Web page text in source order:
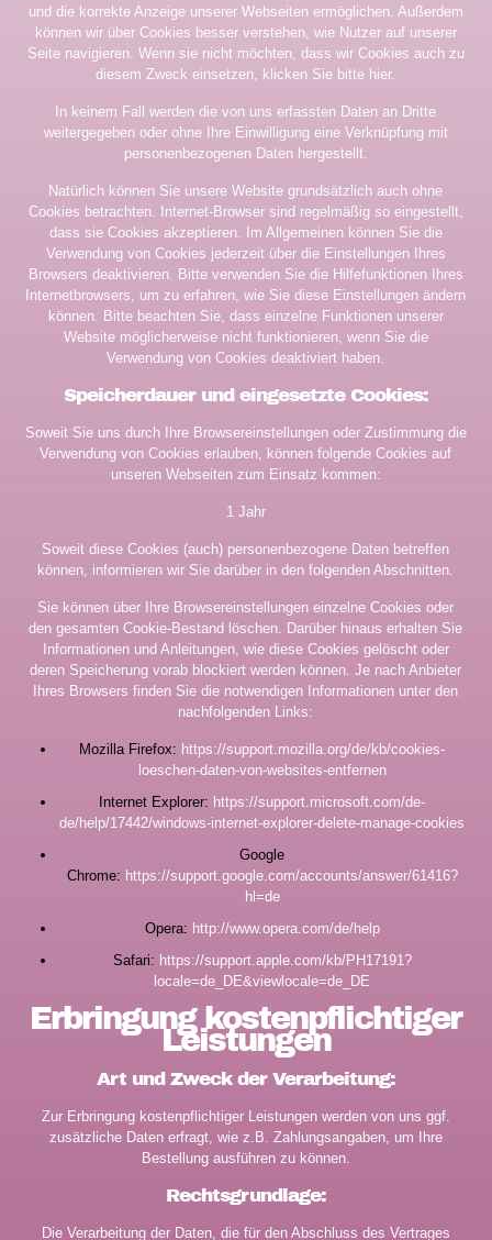
und die korrekte Anzeige unserer Webseiten ermöglichen. Außerdem
können wir über Cookies besser verstehen, wie Nutzer auf unserer
Seite navigieren. Wenn sie nicht möchten, dass wir Cookies auch zu
diesem Zweck einsetzen, klicken Sie bitte hier.
In keinem Fall werden die von uns erfassten Daten an Dritte
weitergegeben oder ohne Ihre Einwilligung eine Verknüpfung mit
personenbezogenen Daten hergestellt.
Natürlich können Sie unsere Website grundsätzlich auch ohne
Cookies betrachten. Internet-Browser sind regelmäßig so eingestellt,
dass sie Cookies akzeptieren. Im Allgemeinen können Sie die
Verwendung von Cookies jederzeit über die Einstellungen Ihres
Browsers deaktivieren. Bitte verwenden Sie die Hilfefunktionen Ihres
Internetbrowsers, um zu erfahren, wie Sie diese Einstellungen ändern
können. Bitte beachten Sie, dass einzelne Funktionen unserer
Website möglicherweise nicht funktionieren, wenn Sie die
Verwendung von Cookies deaktiviert haben.
Speicherdauer und eingesetzte Cookies:
Soweit Sie uns durch Ihre Browsereinstellungen oder Zustimmung die
Verwendung von Cookies erlauben, können folgende Cookies auf
unseren Webseiten zum Einsatz kommen:
1 Jahr
Soweit diese Cookies (auch) personenbezogene Daten betreffen
können, informieren wir Sie darüber in den folgenden Abschnitten.
Sie können über Ihre Browsereinstellungen einzelne Cookies oder
den gesamten Cookie-Bestand löschen. Darüber hinaus erhalten Sie
Informationen und Anleitungen, wie diese Cookies gelöscht oder
deren Speicherung vorab blockiert werden können. Je nach Anbieter
Ihres Browsers finden Sie die notwendigen Informationen unter den
nachfolgenden Links:
Mozilla Firefox: https://support.mozilla.org/de/kb/cookies-
loeschen-daten-von-websites-entfernen
Internet Explorer: https://support.microsoft.com/de-
de/help/17442/windows-internet-explorer-delete-manage-cookies
Google
Chrome: https://support.google.com/accounts/answer/61416?
hl=de
Opera: http://www.opera.com/de/help
Safari: https://support.apple.com/kb/PH17191?
locale=de_DE&viewlocale=de_DE
Erbringung kostenpflichtiger
Leistungen
Art und Zweck der Verarbeitung:
Zur Erbringung kostenpflichtiger Leistungen werden von uns ggf.
zusätzliche Daten erfragt, wie z.B. Zahlungsangaben, um Ihre
Bestellung ausführen zu können.
Rechtsgrundlage:
Die Verarbeitung der Daten, die für den Abschluss des Vertrages